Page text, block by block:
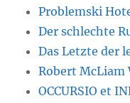
Problemski
Der schlechte
Das Letzte der
Robert McLiam
OCCURSIO et